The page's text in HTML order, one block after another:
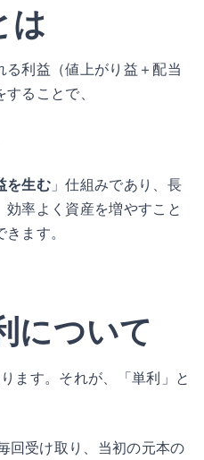
は
利益（値上がり益＋配当
ることで、
を生む 」仕組みであり、長
率よく資産を増やすこと
ます。
について
ます。それが、「単利」と
回受け取り、当初の元本の